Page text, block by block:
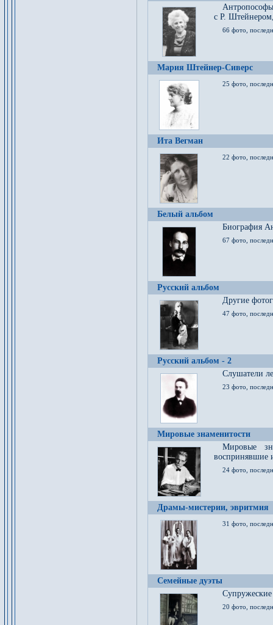
с Р.
66 фото,
Мария Штейнер-Сиверс
25 фото,
Ита Вегман
22 фото,
Белый альбом
Биография
67 фото,
Русский альбом
Другие
47 фото,
Русский альбом - 2
Cлушатели
23 фото,
Мировые знаменитости
Мировые
воспринявшие
24 фото,
Драмы-мистерии, эвритмия
31 фото,
Семейные дуэты
20 фото,